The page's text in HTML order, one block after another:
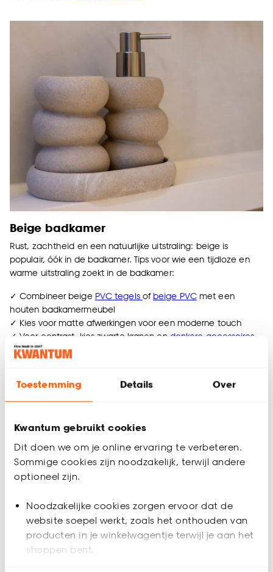
Toestemming Details Over
Kwantum gebruikt cookies
Dit doen we om je online ervaring te verbeteren.
Sommige cookies zijn noodzakelijk, terwijl andere
optioneel zijn.
Noodzakelijke cookies zorgen ervoor dat de
website soepel werkt, zoals het onthouden van
producten in je winkelwagentje terwijl je aan het
shoppen bent.
Beige badkamer
Rust, zachtheid en een natuurlijke uitstraling: beige is
populair, óók in de badkamer. Tips voor wie een tijdloze en
warme uitstraling zoekt in de badkamer:
✓ Combineer beige PVC tegels ofbeige PVCmet een
houten badkamermeubel
✓ Kies voor matte afwerkingen voor een moderne touch
✓ Voor contrast, kies zwarte kranen en donkere accessoires
✓ Voor warmte, kies messing accenten
Kleine badkamer inspiratie: slim inrichten
zonder in te leveren op stijl
Een kleine badkamer hoeft geen beperking te zijn. Met een
Zwevende meubels om meer vloer zichtbaar te houden
Grotespiegelsdie de ruimte optisch vergroten
Slimme opbergnissen en